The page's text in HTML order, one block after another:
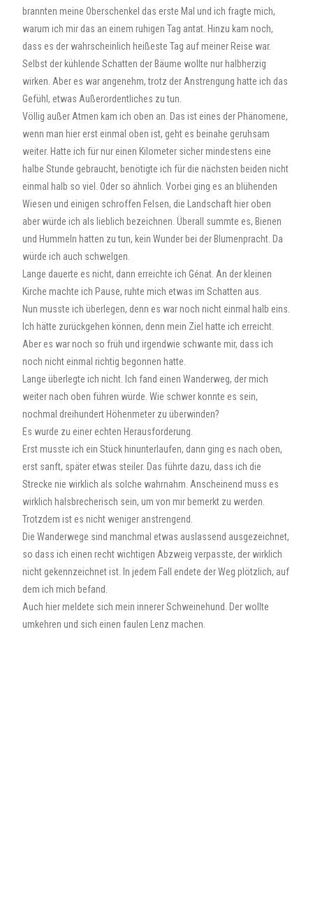
brannten meine Oberschenkel das erste Mal und ich fragte mich,
warum ich mir das an einem ruhigen Tag antat. Hinzu kam noch,
dass es der wahrscheinlich heißeste Tag auf meiner Reise war.
Selbst der kühlende Schatten der Bäume wollte nur halbherzig
wirken. Aber es war angenehm, trotz der Anstrengung hatte ich das
Gefühl, etwas Außerordentliches zu tun.
Völlig außer Atmen kam ich oben an. Das ist eines der Phänomene,
wenn man hier erst einmal oben ist, geht es beinahe geruhsam
weiter. Hatte ich für nur einen Kilometer sicher mindestens eine
halbe Stunde gebraucht, benötigte ich für die nächsten beiden nicht
einmal halb so viel. Oder so ähnlich. Vorbei ging es an blühenden
Wiesen und einigen schroffen Felsen, die Landschaft hier oben
aber würde ich als lieblich bezeichnen. Überall summte es, Bienen
und Hummeln hatten zu tun, kein Wunder bei der Blumenpracht. Da
würde ich auch schwelgen.
Lange dauerte es nicht, dann erreichte ich Génat. An der kleinen
Kirche machte ich Pause, ruhte mich etwas im Schatten aus.
Nun musste ich überlegen, denn es war noch nicht einmal halb eins.
Ich hätte zurückgehen können, denn mein Ziel hatte ich erreicht.
Aber es war noch so früh und irgendwie schwante mir, dass ich
noch nicht einmal richtig begonnen hatte.
Lange überlegte ich nicht. Ich fand einen Wanderweg, der mich
weiter nach oben führen würde. Wie schwer konnte es sein,
nochmal dreihundert Höhenmeter zu überwinden?
Es wurde zu einer echten Herausforderung.
Erst musste ich ein Stück hinunterlaufen, dann ging es nach oben,
erst sanft, später etwas steiler. Das führte dazu, dass ich die
Strecke nie wirklich als solche wahrnahm. Anscheinend muss es
wirklich halsbrecherisch sein, um von mir bemerkt zu werden.
Trotzdem ist es nicht weniger anstrengend.
Die Wanderwege sind manchmal etwas auslassend ausgezeichnet,
so dass ich einen recht wichtigen Abzweig verpasste, der wirklich
nicht gekennzeichnet ist. In jedem Fall endete der Weg plötzlich, auf
dem ich mich befand.
Auch hier meldete sich mein innerer Schweinehund. Der wollte
umkehren und sich einen faulen Lenz machen.